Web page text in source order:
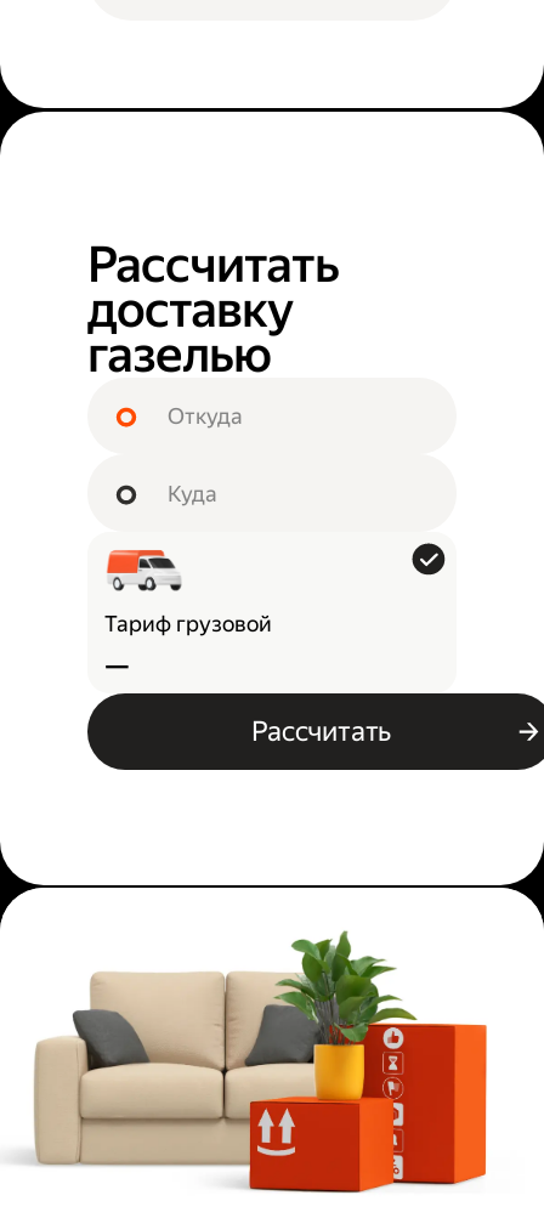
Рассчитать
доставку
газелью
Тариф грузовой
—
Рассчитать